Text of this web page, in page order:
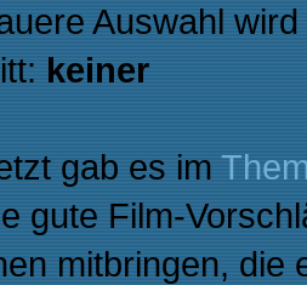
Auswahl
keiner
gab es im
gute Film-
mitbringen, die